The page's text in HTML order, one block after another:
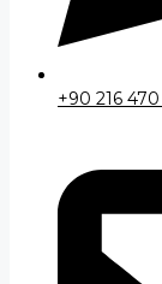
+90 216